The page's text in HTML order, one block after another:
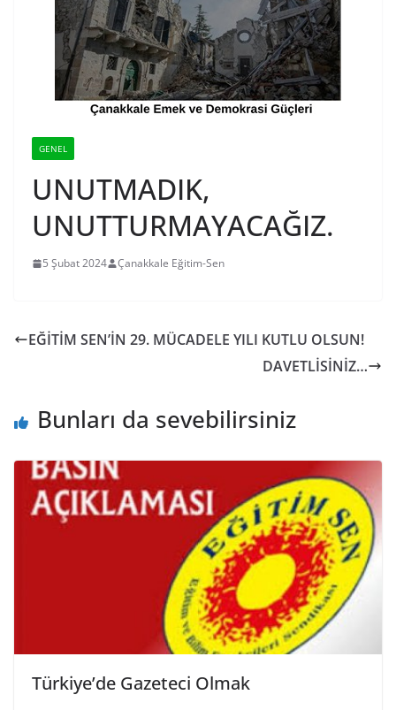
GENEL
UNUTMADIK,
UNUTTURMAYACAĞIZ.
5 Şubat 2024 Çanakkale Eğitim-Sen
EĞİTİM SEN’İN 29. MÜCADELE YILI KUTLU OLSUN!
DAVETLİSİNİZ…
Bunları da sevebilirsiniz
Türkiye’de Gazeteci Olmak